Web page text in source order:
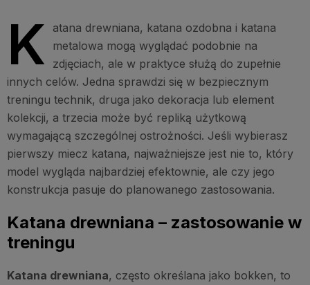
K
atana drewniana, katana ozdobna i katana
metalowa mogą wyglądać podobnie na
zdjęciach, ale w praktyce służą do zupełnie
innych celów. Jedna sprawdzi się w bezpiecznym
treningu technik, druga jako dekoracja lub element
kolekcji, a trzecia może być repliką użytkową
wymagającą szczególnej ostrożności. Jeśli wybierasz
pierwszy miecz katana, najważniejsze jest nie to, który
model wygląda najbardziej efektownie, ale czy jego
konstrukcja pasuje do planowanego zastosowania.
Katana drewniana – zastosowanie w
treningu
Katana drewniana, często określana jako bokken, to